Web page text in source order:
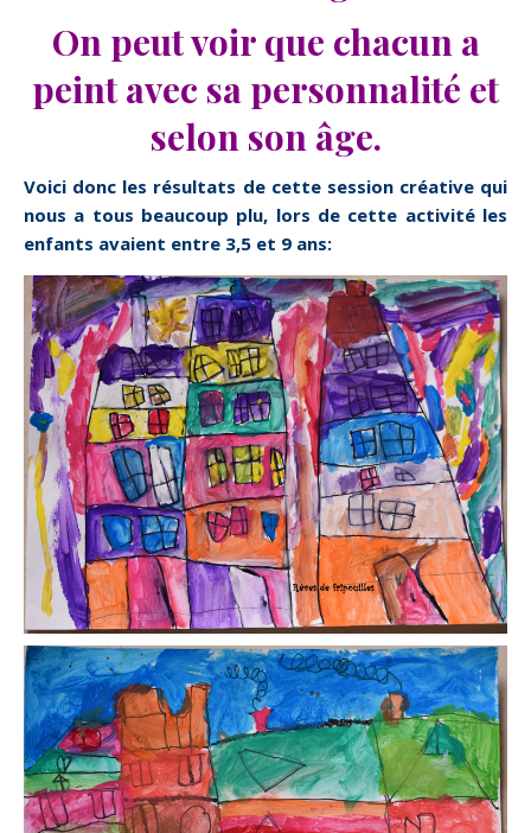
On peut voir que chacun a
peint avec sa personnalité et
selon son âge.
Voici donc les résultats de cette session créative qui
nous a tous beaucoup plu, lors de cette activité les
enfants avaient entre 3,5 et 9 ans: